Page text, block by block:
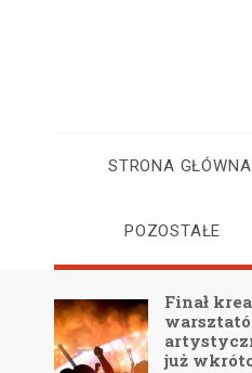
STRONA GŁÓWNA
POZOSTAŁE
kreatywnych
w Łomży